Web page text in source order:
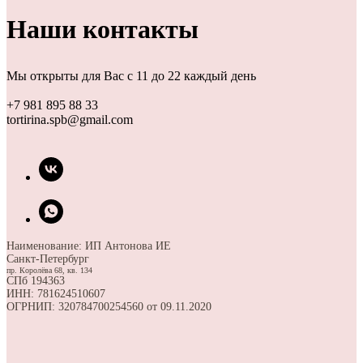
Наши контакты
Мы открыты для Вас с 11 до 22 каждый день
+7 981 895 88 33
tortirina.spb@gmail.com
Наименование: ИП Антонова ИЕ
Санкт-Петербург
пр. Королёва 68, кв. 134
СПб 194363
ИНН: 781624510607
ОГРНИП: 320784700254560 от 09.11.2020